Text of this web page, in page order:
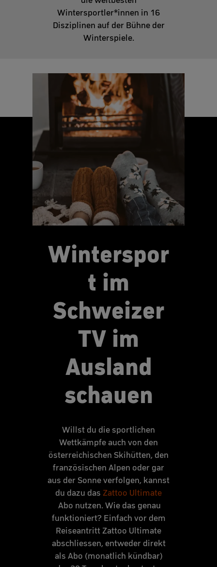
Wintersportler*innen in 16
Disziplinen auf der Bühne der
Winterspiele.
Winterspor
t im
Schweizer
TV im
Ausland
schauen
Willst du die sportlichen
Wettkämpfe auch von den
österreichischen Skihütten, den
französischen Alpen oder gar
aus der Sonne verfolgen, kannst
du dazu das Zattoo Ultimate
Abo nutzen. Wie das genau
funktioniert? Einfach vor dem
Reiseantritt Zattoo Ultimate
abschliessen, entweder direkt
als Abo (monatlich kündbar)